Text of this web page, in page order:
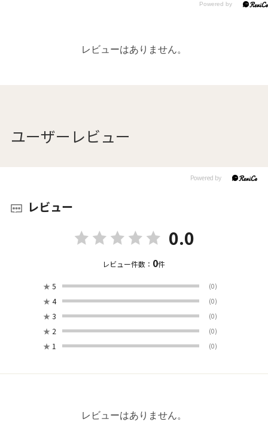
レビューはありません。
ユーザーレビュー
レビュー
0.0
レビュー件数： 0件
★ 5 (0)
★ 4 (0)
★ 3 (0)
★ 2 (0)
★ 1 (0)
レビューはありません。